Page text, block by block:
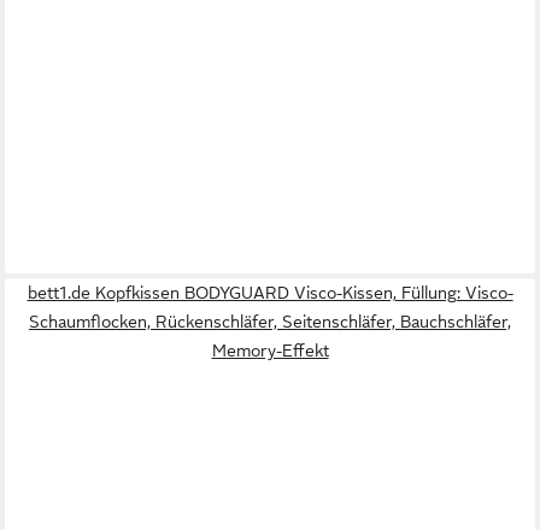
bett1.de Kopfkissen BODYGUARD Visco-Kissen, Füllung: Visco-
Schaumflocken, Rückenschläfer, Seitenschläfer, Bauchschläfer,
Memory-Effekt